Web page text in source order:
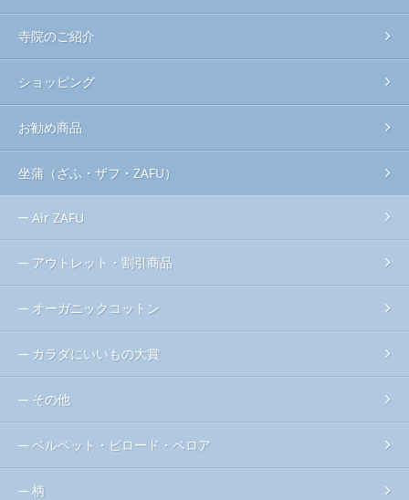
寺院のご紹介
ショッピング
お勧め商品
坐蒲（ざふ・ザフ・ZAFU）
Air ZAFU
アウトレット・割引商品
オーガニックコットン
カラダにいいもの大賞
その他
ベルベット・ビロード・ベロア
柄